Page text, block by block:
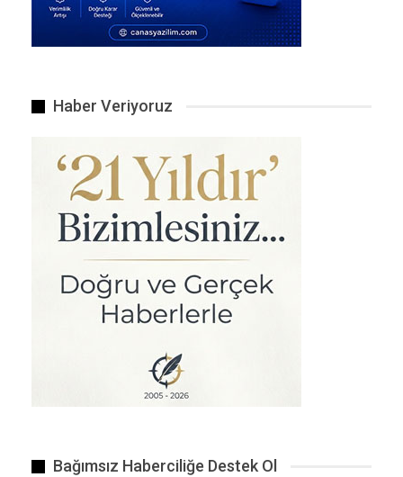
Haber Veriyoruz
Bağımsız Haberciliğe Destek Ol